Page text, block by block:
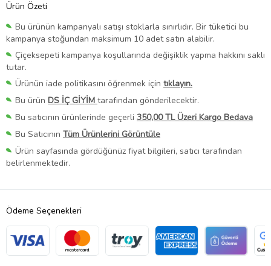
Ürün Özeti
Bu ürünün kampanyalı satışı stoklarla sınırlıdır. Bir tüketici bu
kampanya stoğundan maksimum 10 adet satın alabilir.
Çiçeksepeti kampanya koşullarında değişiklik yapma hakkını saklı
tutar.
Ürünün iade politikasını öğrenmek için tıklayın.
Bu ürün DS İÇ GİYİM tarafından gönderilecektir.
Bu satıcının ürünlerinde geçerli 350,00 TL Üzeri Kargo Bedava
Bu Satıcının Tüm Ürünlerini Görüntüle
Ürün sayfasında gördüğünüz fiyat bilgileri, satıcı tarafından
belirlenmektedir.
Ödeme Seçenekleri